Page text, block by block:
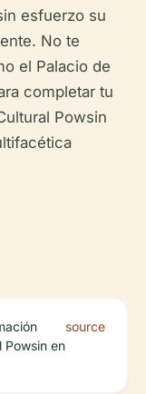
esfuerzo su
No te
el Palacio de
completar tu
Powsin
Powsin en
source